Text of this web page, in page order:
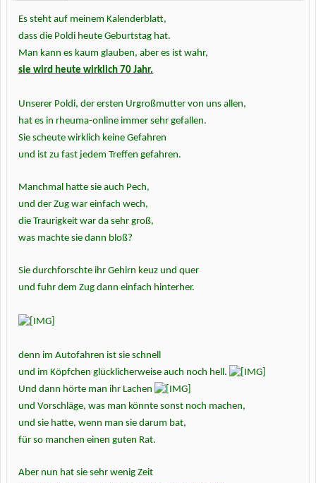
Es steht auf meinem Kalenderblatt,
dass die Poldi heute Geburtstag hat.
Man kann es kaum glauben, aber es ist wahr,
sie wird heute wirklich 70 Jahr.
Unserer Poldi, der ersten Urgroßmutter von uns allen,
hat es in rheuma-online immer sehr gefallen.
Sie scheute wirklich keine Gefahren
und ist zu fast jedem Treffen gefahren.
Manchmal hatte sie auch Pech,
und der Zug war einfach wech,
die Traurigkeit war da sehr groß,
was machte sie dann bloß?
Sie durchforschte ihr Gehirn keuz und quer
und fuhr dem Zug dann einfach hinterher.
denn im Autofahren ist sie schnell
und im Köpfchen glücklicherweise auch noch hell.
Und dann hörte man ihr Lachen
und Vorschläge, was man könnte sonst noch machen,
und sie hatte, wenn man sie darum bat,
für so manchen einen guten Rat.
Aber nun hat sie sehr wenig Zeit